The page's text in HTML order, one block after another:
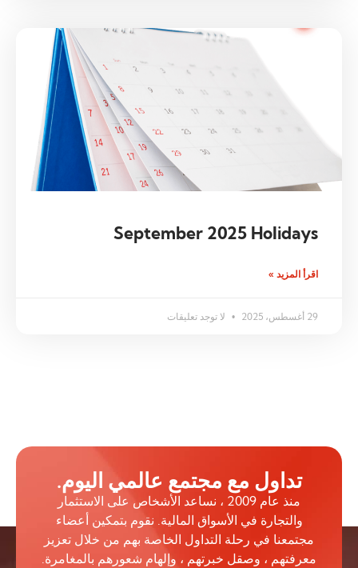
September 2025 Holidays
اقرأ المزيد »
29 أغسطس، 2025 لا توجد تعليقات
تداول مع مجتمع عالمي اليوم.
منذ عام 2009 ، نساعد الأشخاص على الاستثمار
والتجارة في الأسواق المالية. نقوم بتمكين أعضاء
مجتمعنا في رحلة التداول الخاصة بهم من خلال تعزيز
معرفتهم ، وصقل خبرتهم ، وإلهام شعورهم بالمغامرة.